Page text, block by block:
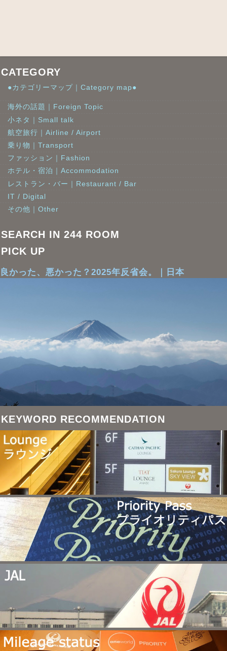
CATEGORY
●カテゴリーマップ｜Category map●
海外の話題｜Foreign Topic
小ネタ｜Small talk
航空旅行｜Airline / Airport
乗り物｜Transport
ファッション｜Fashion
ホテル・宿泊｜Accommodation
レストラン・バー｜Restaurant / Bar
IT / Digital
その他｜Other
SEARCH IN 244 ROOM
PICK UP
良かった、悪かった？2025年反省会。｜日本
KEYWORD RECOMMENDATION